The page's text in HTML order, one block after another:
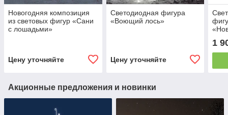
Новогодняя композиция
из световых фигур «Сани
с лошадьми»
Цену уточняйте
Светодиодная фигура
«Воющий лось»
Цену уточняйте
1
Акционные предложения и новинки